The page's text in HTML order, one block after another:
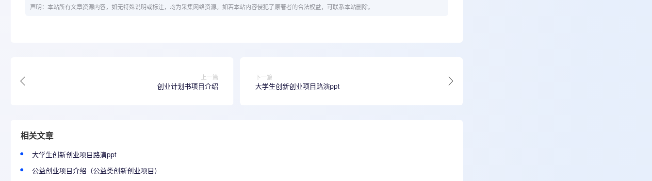
声明：本站所有文章资源内容，如无特殊说明或标注，均为采集网络资源。如若本站内容侵犯了原著者的合法权益，可联系本站删除。
上一篇
创业计划书项目介绍
下一篇
大学生创新创业项目路演ppt
相关文章
大学生创新创业项目路演ppt
公益创业项目介绍（公益类创新创业项目）